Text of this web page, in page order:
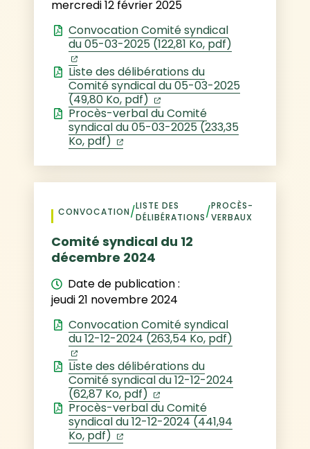
mercredi 12 février 2025
Convocation Comité syndical
du 05-03-2025 (122,81 Ko, pdf)
(ouverture dans un nouvel onglet)
Liste des délibérations du
Comité syndical du 05-03-2025
(49,80 Ko, pdf)
(ouverture dans un nouvel
Procès-verbal du Comité
syndical du 05-03-2025 (233,35
Ko, pdf)
(ouverture dans un nouvel onglet)
CONVOCATION/LISTE DES
DÉLIBÉRATIONS/PROCÈS-
VERBAUX
Comité syndical du 12
décembre 2024
Date de publication :
jeudi 21 novembre 2024
Convocation Comité syndical
du 12-12-2024 (263,54 Ko, pdf)
(ouverture dans un nouvel onglet)
Liste des délibérations du
Comité syndical du 12-12-2024
(62,87 Ko, pdf)
(ouverture dans un nouvel
Procès-verbal du Comité
syndical du 12-12-2024 (441,94
Ko, pdf)
(ouverture dans un nouvel onglet)